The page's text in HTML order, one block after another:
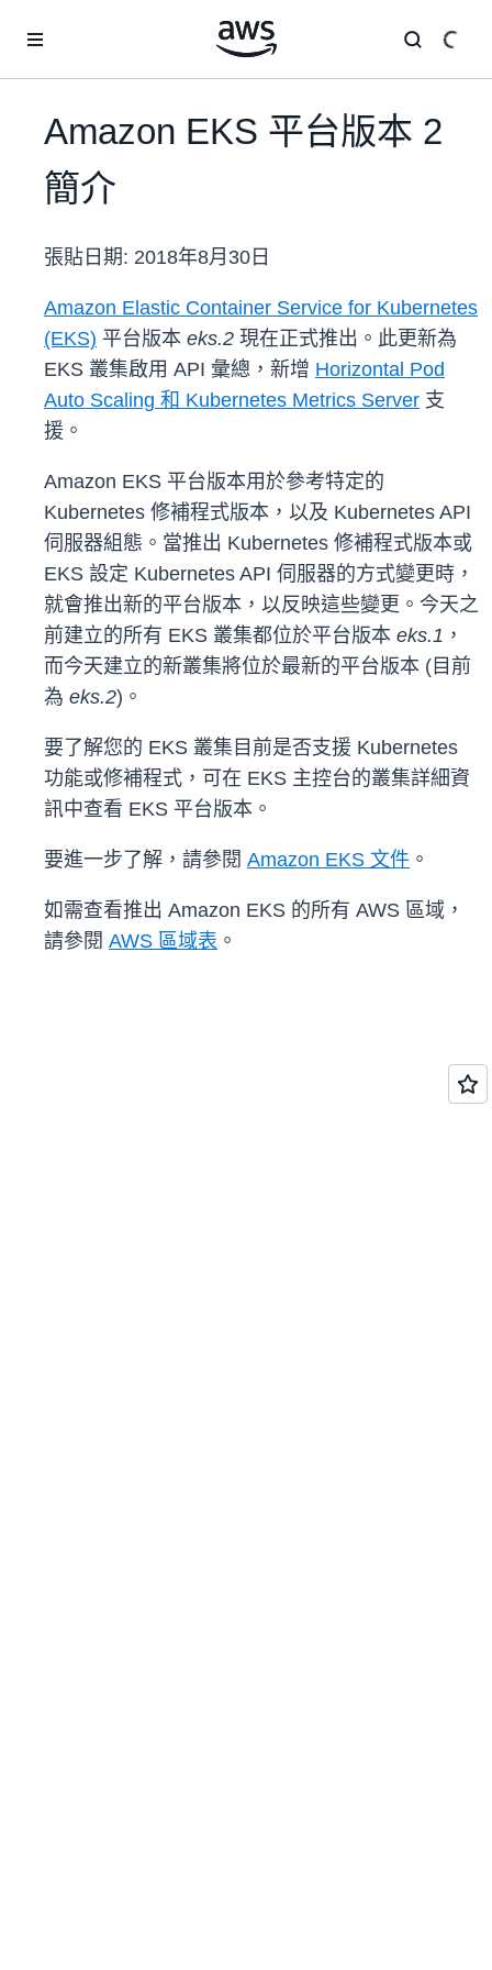
Amazon EKS 平台版本 2
簡介
張貼日期: 2018年8月30日
Amazon Elastic Container Service for Kubernetes
(EKS) 平台版本 eks.2 現在正式推出。此更新為
EKS 叢集啟用 API 彙總，新增 Horizontal Pod
Auto Scaling 和 Kubernetes Metrics Server 支
援。
Amazon EKS 平台版本用於參考特定的
Kubernetes 修補程式版本，以及 Kubernetes API
伺服器組態。當推出 Kubernetes 修補程式版本或
EKS 設定 Kubernetes API 伺服器的方式變更時，
就會推出新的平台版本，以反映這些變更。今天之
前建立的所有 EKS 叢集都位於平台版本 eks.1 ，
而今天建立的新叢集將位於最新的平台版本 (目前
為 eks.2)。
要了解您的 EKS 叢集目前是否支援 Kubernetes
功能或修補程式，可在 EKS 主控台的叢集詳細資
訊中查看 EKS 平台版本。
要進一步了解，請參閱 Amazon EKS 文件 。
如需查看推出 Amazon EKS 的所有 AWS 區域，
請參閱 AWS 區域表 。